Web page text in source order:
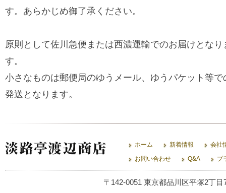
す。あらかじめ御了承ください。
原則として佐川急便または西濃運輸でのお届けとなり
す。
小さなものは郵便局のゆうメール、ゆうパケット等で
発送となります。
ホーム 新着情報
会社
お問い合わせ
Q&A プ
〒142-0051 東京都品川区平塚2丁